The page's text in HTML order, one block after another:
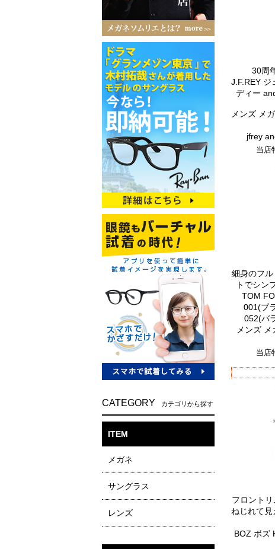
CATEGORY カテゴリから探す
ITEM
メガネ
サングラス
レンズ
30周
J.F.REY ジ
ディー
メンズ メ
jfrey
当店
細身のフ
トでシン
TOM
001(ブ
052(バ
メンズ
当店
フロント
ねじれて
BOZ ボズ